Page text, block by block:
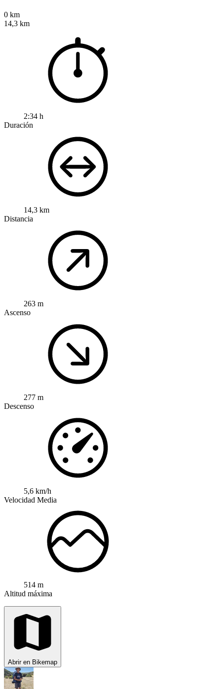
0 km
14,3 km
2:34 h
Duración
14,3 km
Distancia
263 m
Ascenso
277 m
Descenso
5,6 km/h
Velocidad Media
514 m
Altitud máxima
Abrir en Bikemap